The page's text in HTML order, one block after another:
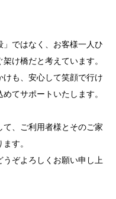
ではなく、お客様一人ひ
け橋だと考えています。
も、安心して笑顔で行け
てサポートいたします。
て、ご利用者様とそのご家
す。
ぞよろしくお願い申し上